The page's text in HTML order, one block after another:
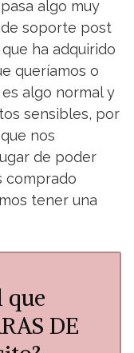
algo muy
soporte post
ha adquirido
queríamos o
algo normal y
sensibles, por
nos
de poder
comprado
tener una
que
DE